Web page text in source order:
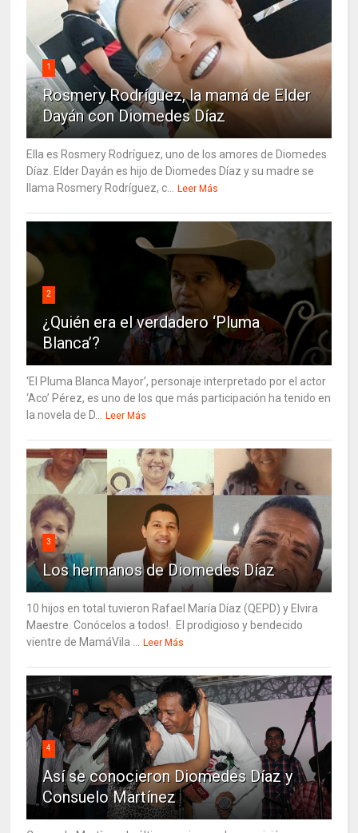
1
Rosmery Rodríguez, la mamá de Elder
Dayán con Diomedes Díaz
Ella es Rosmery Rodríguez, uno de los amores de Diomedes
Díaz. Elder Dayán es hijo de Diomedes Díaz y su madre se
llama Rosmery Rodríguez, c... Leer Más
2
¿Quién era el verdadero ‘Pluma
Blanca’?
‘El Pluma Blanca Mayor’, personaje interpretado por el actor
‘Aco’ Pérez, es uno de los que más participación ha tenido en
la novela de D... Leer Más
3
Los hermanos de Diomedes Díaz
10 hijos en total tuvieron Rafael María Díaz (QEPD) y Elvira
Maestre. Conócelos a todos!. El prodigioso y bendecido
vientre de MamáVila ... Leer Más
4
Así se conocieron Diomedes Díaz y
Consuelo Martínez